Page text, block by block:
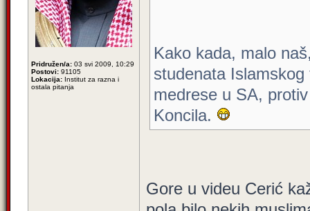
Pridružen/a: 03 svi 2009, 10:29
Postovi: 91105
Lokacija: Institut za razna i
ostala pitanja
Kako kada, malo
studenata
medrese u SA,
Koncila.
Gore u videu Cerić